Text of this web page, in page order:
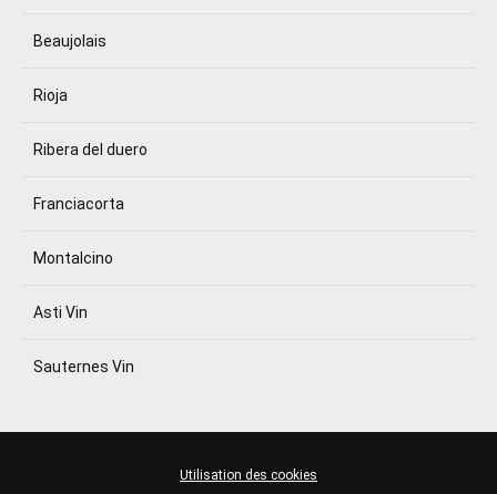
Beaujolais
Rioja
Ribera del duero
Franciacorta
Montalcino
Asti Vin
Sauternes Vin
Utilisation des cookies